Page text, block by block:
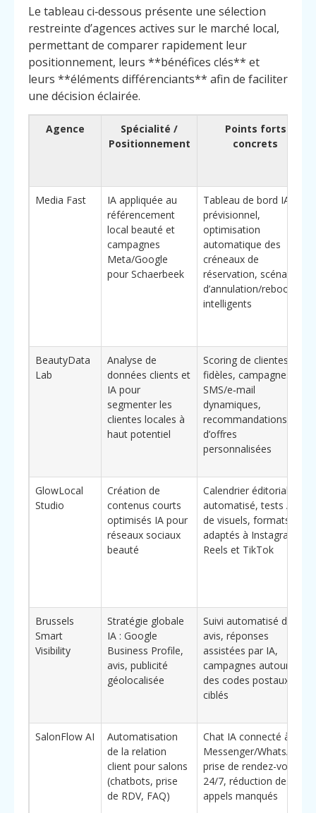
Le tableau ci‑dessous présente une sélection
restreinte d’agences actives sur le marché local,
permettant de comparer rapidement leur
positionnement, leurs **bénéfices clés** et
leurs **éléments différenciants** afin de faciliter
une décision éclairée.
Agence
Spécialité /
Positionnement
Points forts
concrets
Media Fast
IA appliquée au
référencement
local beauté et
campagnes
Meta/Google
pour Schaerbeek
Tableau de bord IA
prévisionnel,
optimisation
automatique des
créneaux de
réservation, scénarios
d’annulation/rebooking
intelligents
BeautyData
Lab
Analyse de
données clients et
IA pour
segmenter les
clientes locales à
haut potentiel
Scoring de clientes
fidèles, campagnes
SMS/e‑mail
dynamiques,
recommandations
d’offres
personnalisées
GlowLocal
Studio
Création de
contenus courts
optimisés IA pour
réseaux sociaux
beauté
Calendrier éditorial
automatisé, tests A/B
de visuels, formats
adaptés à Instagram
Reels et TikTok
Brussels
Smart
Visibility
Stratégie globale
IA : Google
Business Profile,
avis, publicité
géolocalisée
Suivi automatisé des
avis, réponses
assistées par IA,
campagnes autour
des codes postaux
ciblés
SalonFlow AI
Automatisation
de la relation
client pour salons
(chatbots, prise
de RDV, FAQ)
Chat IA connecté à
Messenger/WhatsApp,
prise de rendez-vous
24/7, réduction des
appels manqués